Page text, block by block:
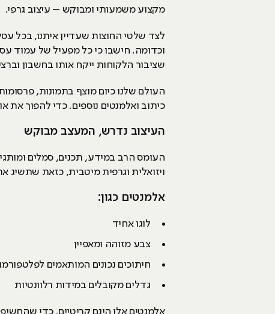
מקצוע משמעותי ומבוקש – עיצוב גרפי.
לצד שלטי החוצות שעדיין איתנו, בכל
וכדומה. חישבו כי כל מפעיל של עמוד
שציבור הלקוחות ייקח אותו בחשבון
העולם שלנו כיום מוצף בתמונות,
כיתוב ואלמנטים נוספים. כדי להפוך את
העיצוב נדרש, המעצב מבוקש
העומס הרב במידע, תכנים, סמלים
ויזואלית וגרפית מיטבית, כזאת שתשיג
אלמנטים כגון:
לוגו אחיד
צבע מזוהה ומאפיין
חיתוכים נכונים המותאמים
גדלים מקובלים במידות רלוונטיות
אלמנטים אלו הינם קריטיים, כדי